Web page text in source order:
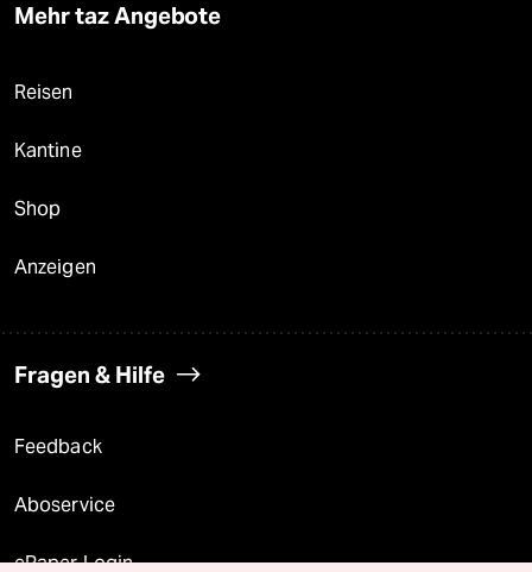
Mehr taz Angebote
Reisen
Kantine
Shop
Anzeigen
Fragen & Hilfe
Feedback
Aboservice
ePaper Login